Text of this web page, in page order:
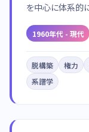
を中心に体系的
1960年代 - 現代
脱構築 権力
系譜学